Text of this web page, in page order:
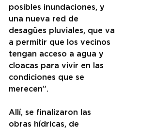
posibles inundaciones, y
una nueva red de
desagües pluviales, que va
a permitir que los vecinos
tengan acceso a agua y
cloacas para vivir en las
condiciones que se
merecen”.
Allí, se finalizaron las
obras hídricas, de